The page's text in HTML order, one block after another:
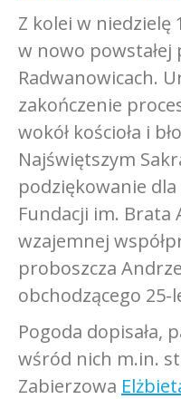
Z kolei w niedzielę
w nowo powstałej
Radwanowicach.
zakończenie
wokół kościoła i
Najświętszym
podziękowanie
Fundacji im. Brata
wzajemnej
proboszcza
obchodzącego 25-
Pogoda dopisała,
wśród nich m.in.
Zabierzowa